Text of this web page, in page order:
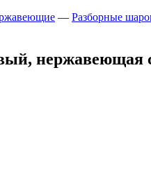
— Разборные
нержавеющая